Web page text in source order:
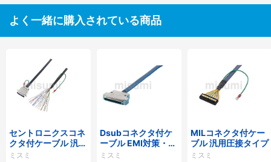
よく一緒に購入されている商品
セントロニクスコネ
クタ付ケーブル 汎用
タイプ
ミスミ
Dsubコネクタ付ケ
ーブル EMI対策・薄
型フードタイプ
ミスミ
MILコネクタ付ケー
ブル 汎用圧接タイプ
ミスミ